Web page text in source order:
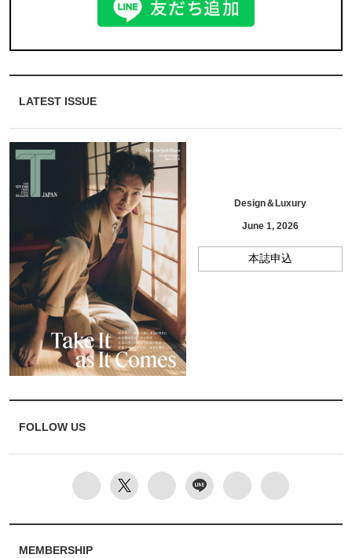
LATEST ISSUE
Design＆Luxury
June 1, 2026
本誌申込
FOLLOW US
MEMBERSHIP